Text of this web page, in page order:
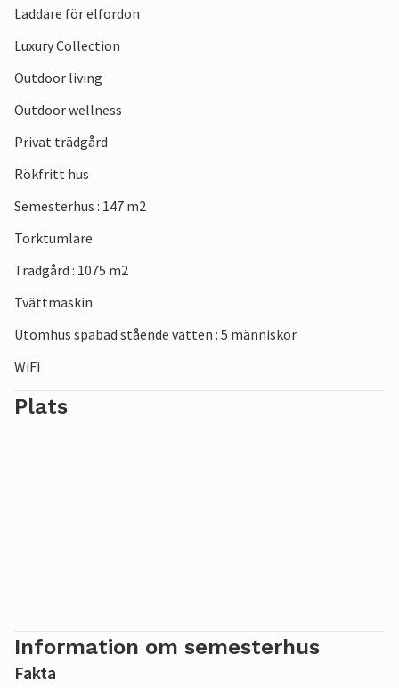
område med barnvänliga stränder med lugnt vatten. Den
närliggande staden Haderslev har en charmig gammal
katedral. I Aabenraa, en annan mysig stad på södra
Jylland, kan du shoppa på den långa gågatan och studera
söderut kommer du till Gråstens slott, som är en
mötesplats för kungafamiljen varje sommar.
Laddare för elfordon
Luxury Collection
Outdoor living
Outdoor wellness
Privat trädgård
Rökfritt hus
Semesterhus : 147 m2
Torktumlare
Trädgård : 1075 m2
Tvättmaskin
Utomhus spabad stående vatten : 5 människor
WiFi
Plats
Information om semesterhus
Fakta